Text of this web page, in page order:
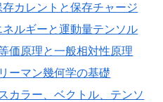
カレントと保存チャージ
ルギーと運動量テンソル
価原理と一般相対性原理
ーマン幾何学の基礎
カラー、ベクトル、テンソ